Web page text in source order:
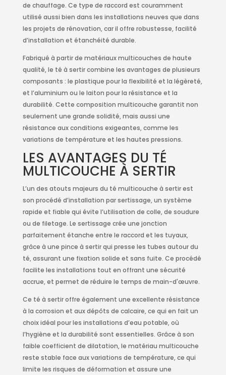
de chauffage. Ce type de raccord est couramment
utilisé aussi bien dans les installations neuves que dans
les projets de rénovation, car il offre robustesse, facilité
d’installation et étanchéité durable.
Fabriqué à partir de matériaux multicouches de haute
qualité, le té à sertir combine les avantages de plusieurs
composants : le plastique pour la flexibilité et la légèreté,
et l’aluminium ou le laiton pour la résistance et la
durabilité. Cette composition multicouche garantit non
seulement une grande solidité, mais aussi une
résistance aux conditions exigeantes, comme les
variations de température et les hautes pressions.
LES AVANTAGES DU TÉ
MULTICOUCHE À SERTIR
L’un des atouts majeurs du té multicouche à sertir est
son procédé d’installation par sertissage, un système
rapide et fiable qui évite l’utilisation de colle, de soudure
ou de filetage. Le sertissage crée une jonction
parfaitement étanche entre le raccord et les tuyaux,
grâce à une pince à sertir qui presse les tubes autour du
té, assurant une fixation solide et sans fuite. Ce procédé
facilite les installations tout en offrant une sécurité
accrue, et permet de réduire le temps de main-d'œuvre.
Ce té à sertir offre également une excellente résistance
à la corrosion et aux dépôts de calcaire, ce qui en fait un
choix idéal pour les installations d’eau potable, où
l’hygiène et la durabilité sont essentielles. Grâce à son
faible coefficient de dilatation, le matériau multicouche
reste stable face aux variations de température, ce qui
limite les risques de déformation et assure une